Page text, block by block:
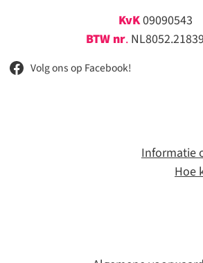
KvK09090543
BTW nr.
Volg ons op Facebook!
Informatie
Hoe